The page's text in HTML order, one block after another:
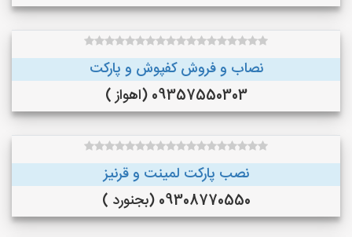
نصاب و فروش کفپوش و پارکت
09357550303 (اهواز )
نصب پارکت لمینت و قرنیز
09308770550 (بجنورد )